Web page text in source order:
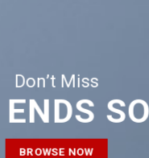
Don’t Miss
BROWSE NOW